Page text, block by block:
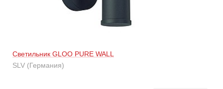
Светильник GLOO PURE WALL
SLV (Германия)